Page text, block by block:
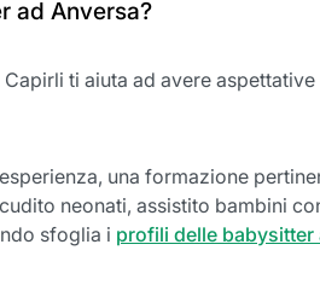
ad Anversa?
ti aiuta ad avere
una formazione
neonati, assistito bambini
sfoglia i profili delle babysitter